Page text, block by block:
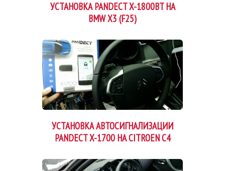
УСТАНОВКА PANDECT X-1800BT НА
BMW X3 (F25)
УСТАНОВКА АВТОСИГНАЛИЗАЦИИ
PANDECT X-1700 НА CITROEN C4